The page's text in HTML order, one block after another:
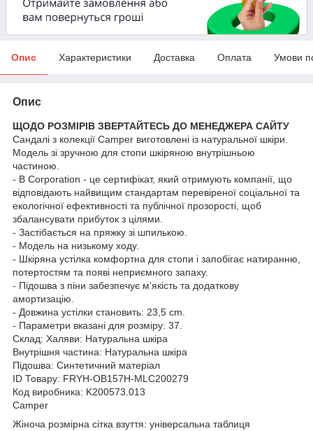
Опис Характеристики Доставка Оплата Умови
Опис
ЩОДО РОЗМІРІВ ЗВЕРТАЙТЕСЬ ДО МЕНЕДЖЕРА САЙТУ
Сандалі з колекції Camper виготовлені із натуральної шкіри.
Модель зі зручною для стопи шкіряною внутрішньою
частиною.
- B Corporation - це сертифікат, який отримують компанії, що
відповідають найвищим стандартам перевіреної соціальної та
екологічної ефективності та публічної прозорості, щоб
збалансувати прибуток з цілями.
- Застібається на пряжку зі шпилькою.
- Модель на низькому ходу.
- Шкіряна устілка комфортна для стопи і запобігає натиранню,
потертостям та появі неприємного запаху.
- Підошва з піни забезпечує м'якість та додаткову
амортизацію.
- Довжина устілки становить: 23,5 cm.
- Параметри вказані для розміру: 37.
Склад: Халяви: Натуральна шкіра
Внутрішня частина: Натуральна шкіра
Підошва: Синтетичний матеріал
ID Товару: FRYH-OB157H-MLC200279
Код виробника: K200573.013
Camper
Жіноча розмірна сітка взуття: універсальна таблиця